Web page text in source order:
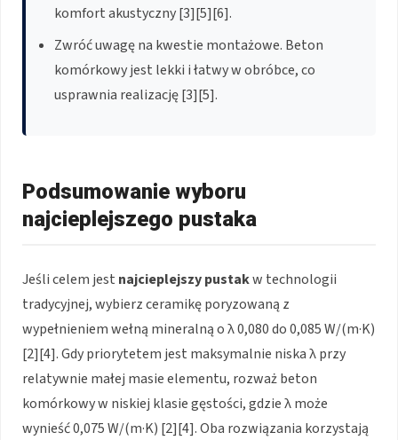
komfort akustyczny [3][5][6].
Zwróć uwagę na kwestie montażowe. Beton
komórkowy jest lekki i łatwy w obróbce, co
usprawnia realizację [3][5].
Podsumowanie wyboru
najcieplejszego pustaka
Jeśli celem jest najcieplejszy pustakw technologii
tradycyjnej, wybierz ceramikę poryzowaną z
wypełnieniem wełną mineralną o λ 0,080 do 0,085 W/(m·K)
[2][4]. Gdy priorytetem jest maksymalnie niska λ przy
relatywnie małej masie elementu, rozważ beton
komórkowy w niskiej klasie gęstości, gdzie λ może
wynieść 0,075 W/(m·K) [2][4]. Oba rozwiązania korzystają